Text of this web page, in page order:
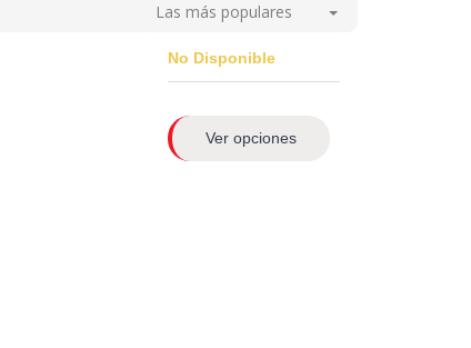
Las más populares
No Disponible
Ver opciones